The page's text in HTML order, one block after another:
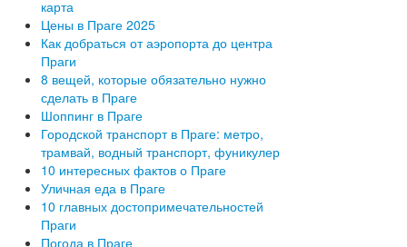
карта
Цены в Праге 2025
Как добраться от аэропорта до центра
Праги
8 вещей, которые обязательно нужно
сделать в Праге
Шоппинг в Праге
Городской транспорт в Праге: метро,
трамвай, водный транспорт, фуникулер
10 интересных фактов о Праге
Уличная еда в Праге
10 главных достопримечательностей
Праги
Погода в Праге